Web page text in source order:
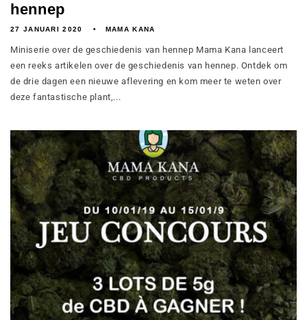
hennep
27 JANUARI 2020 MAMA KANA
Miniserie over de geschiedenis van hennep Mama Kana lanceert
een reeks artikelen over de geschiedenis van hennep. Ontdek om
de drie dagen een nieuwe aflevering en kom meer te weten over
deze fantastische plant,...